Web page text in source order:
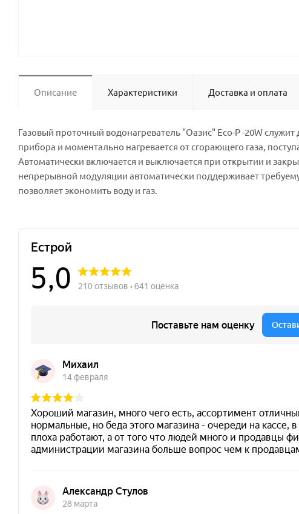
Описание Характеристики Доставка и оплата
Газовый проточный водонагреватель "Оазис" Eсо-P -20W
прибора и моментально нагревается от сгорающего газа,
Автоматически включается и выключается при открытии и
непрерывной модуляции автоматически поддерживает
позволяет экономить воду и газ.